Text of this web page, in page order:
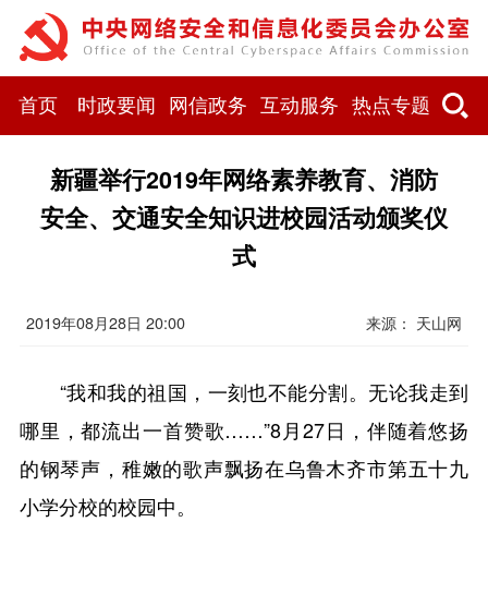
首页 时政要闻 网信政务 互动服务 热点专题
新疆举行2019年网络素养教育、消防
安全、交通安全知识进校园活动颁奖仪
式
2019年08月28日 20:00 来源： 天山网
“我和我的祖国，一刻也不能分割。无论我走到
哪里，都流出一首赞歌……”8月27日，伴随着悠扬
的钢琴声，稚嫩的歌声飘扬在乌鲁木齐市第五十九
小学分校的校园中。